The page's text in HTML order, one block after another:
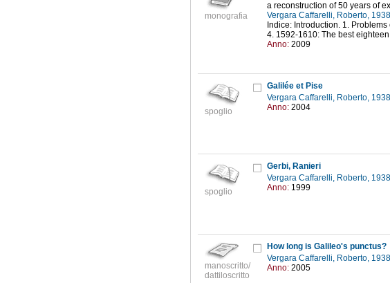
monografia
a reconstruction of 50 years of
Vergara Caffarelli, Roberto,
Indice: Introduction. 1.
4. 1592-1610: The best
Anno: 2009
spoglio
Galilée et Pise
Vergara Caffarelli, Roberto,
Anno: 2004
spoglio
Gerbi, Ranieri
Vergara Caffarelli, Roberto,
Anno: 1999
manoscritto/
dattiloscritto
How long is Galileo's punctus?
Vergara Caffarelli, Roberto,
Anno: 2005